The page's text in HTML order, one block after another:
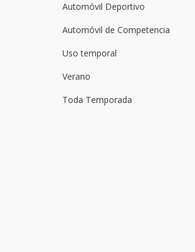
Automóvil Deportivo
Automóvil de Competencia
Uso temporal
Verano
Toda Temporada